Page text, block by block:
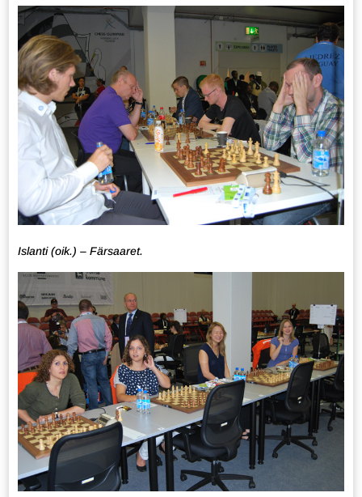
Islanti (oik.) – Färsaaret.